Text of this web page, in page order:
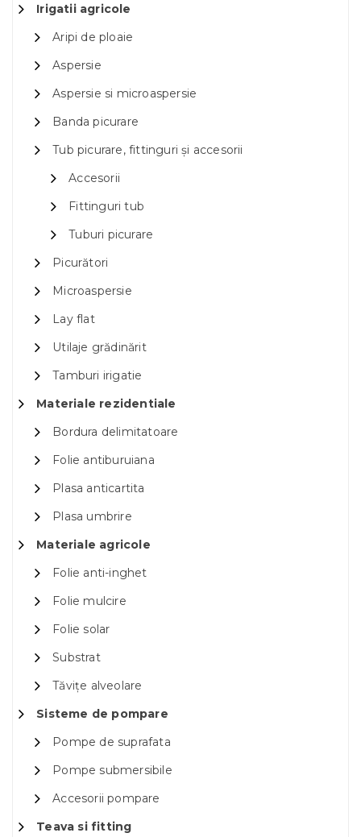
Irigatii agricole
Aripi de ploaie
Aspersie
Aspersie si microaspersie
Banda picurare
Tub picurare, fittinguri și accesorii
Accesorii
Fittinguri tub
Tuburi picurare
Picurători
Microaspersie
Lay flat
Utilaje grădinărit
Tamburi irigatie
Materiale rezidentiale
Bordura delimitatoare
Folie antiburuiana
Plasa anticartita
Plasa umbrire
Materiale agricole
Folie anti-inghet
Folie mulcire
Folie solar
Substrat
Tăvițe alveolare
Sisteme de pompare
Pompe de suprafata
Pompe submersibile
Accesorii pompare
Teava si fitting